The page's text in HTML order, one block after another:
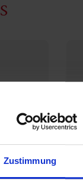
Zustimmung